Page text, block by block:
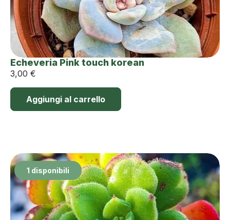
Echeveria Pink touch korean
3,00 €
Aggiungi al carrello
1 disponibili